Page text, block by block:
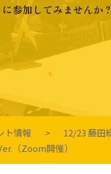
に参加してみませんか？
ト情報
12/23 藤田
（Zoom開催）